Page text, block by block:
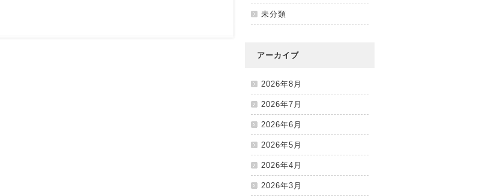
未分類
アーカイブ
2026年8月
2026年7月
2026年6月
2026年5月
2026年4月
2026年3月